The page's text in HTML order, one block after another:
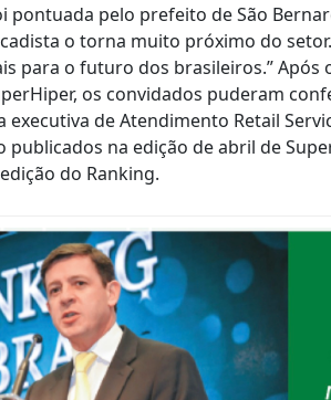
pontuada pelo prefeito de São
o torna muito próximo do
para o futuro dos brasileiros.”
os convidados puderam
executiva de Atendimento Retail
publicados na edição de abril de
do Ranking.